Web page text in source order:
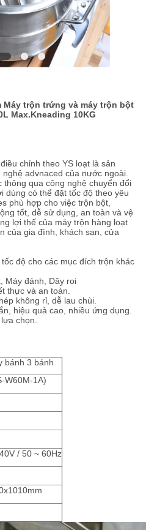
trộn trứng và máy trộn bột
Max.Kneading 10KG
chỉnh theo YS loạt là sản
advnaced của nước ngoài.
qua công nghệ chuyển đổi
dùng có thể đặt tốc độ theo yêu
phù hợp cho việc trộn bột,
tốt, dễ sử dụng, an toàn và vệ
lợi thế của máy trộn hàng loạt
của gia đình, khách sạn, cửa
độ cho các mục đích trộn khác
Máy đánh, Dây roi
thực và an toàn.
không rỉ, dễ lau chùi.
hiệu quả cao, nhiều ứng dụng.
chọn.
bánh 3 bánh
W60M-1A)
/ 50 ~ 60Hz